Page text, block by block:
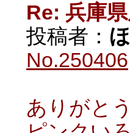
Re: 兵庫
投稿者：
No.250406
ありがと